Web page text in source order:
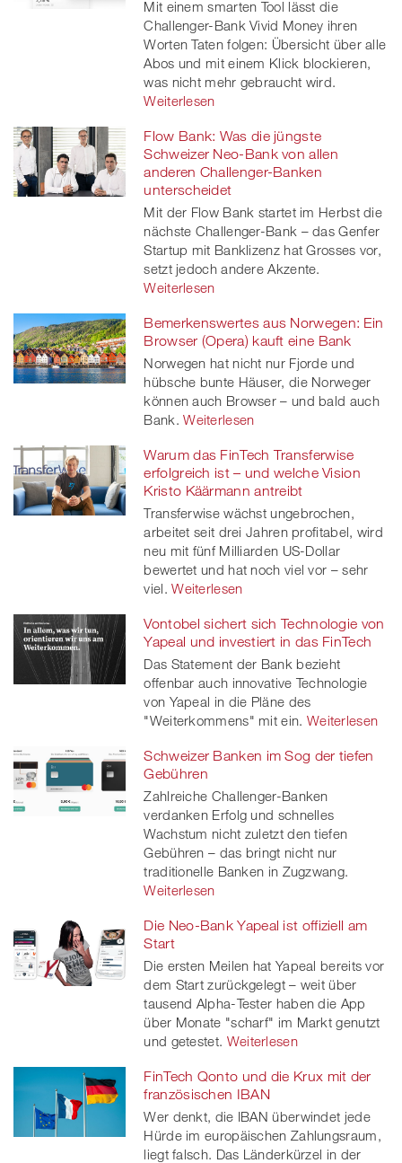
Mit einem smarten Tool lässt die
Challenger-Bank Vivid Money ihren
Worten Taten folgen: Übersicht über alle
Abos und mit einem Klick blockieren,
was nicht mehr gebraucht wird.
Weiterlesen
Flow Bank: Was die jüngste
Schweizer Neo-Bank von allen
anderen Challenger-Banken
unterscheidet
Mit der Flow Bank startet im Herbst die
nächste Challenger-Bank – das Genfer
Startup mit Banklizenz hat Grosses vor,
setzt jedoch andere Akzente.
Weiterlesen
Bemerkenswertes aus Norwegen: Ein
Browser (Opera) kauft eine Bank
Norwegen hat nicht nur Fjorde und
hübsche bunte Häuser, die Norweger
können auch Browser – und bald auch
Bank. Weiterlesen
Warum das FinTech Transferwise
erfolgreich ist – und welche Vision
Kristo Käärmann antreibt
Transferwise wächst ungebrochen,
arbeitet seit drei Jahren profitabel, wird
neu mit fünf Milliarden US-Dollar
bewertet und hat noch viel vor – sehr
viel. Weiterlesen
Vontobel sichert sich Technologie von
Yapeal und investiert in das FinTech
Das Statement der Bank bezieht
offenbar auch innovative Technologie
von Yapeal in die Pläne des
"Weiterkommens" mit ein. Weiterlesen
Schweizer Banken im Sog der tiefen
Gebühren
Zahlreiche Challenger-Banken
verdanken Erfolg und schnelles
Wachstum nicht zuletzt den tiefen
Gebühren – das bringt nicht nur
traditionelle Banken in Zugzwang.
Weiterlesen
Die Neo-Bank Yapeal ist offiziell am
Start
Die ersten Meilen hat Yapeal bereits vor
dem Start zurückgelegt – weit über
tausend Alpha-Tester haben die App
über Monate "scharf" im Markt genutzt
und getestet. Weiterlesen
FinTech Qonto und die Krux mit der
französischen IBAN
Wer denkt, die IBAN überwindet jede
Hürde im europäischen Zahlungsraum,
liegt falsch. Das Länderkürzel in der